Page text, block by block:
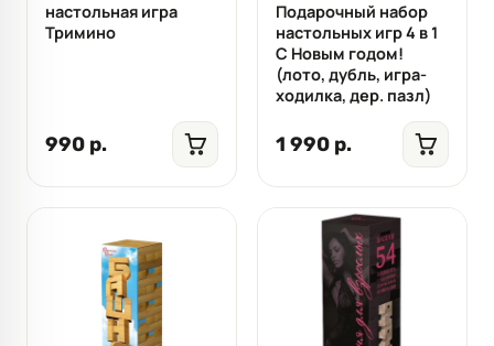
настольная игра
Тримино
990 р.
Подарочный набор
настольных игр 4 в 1
С Новым годом!
(лото, дубль, игра-
ходилка, дер. пазл)
1 990 р.